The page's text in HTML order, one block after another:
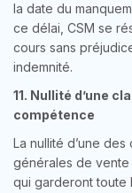
la date du
ce délai, CSM se
cours sans
indemnité.
11. Nullité d’une
compétence
La nullité d’une
générales de vente
qui garderont toute